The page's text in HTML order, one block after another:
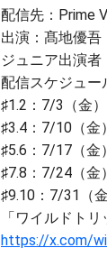
配信先：Prime
出演：髙地優吾
ジュニア出演
配信スケジュー
♯1.2：7/3（金）
♯3.4：7/10（金）
♯5.6：7/17（金）
♯7.8：7/24（金）
♯9.10：7/31（金
「ワイルドト
https://x.com/